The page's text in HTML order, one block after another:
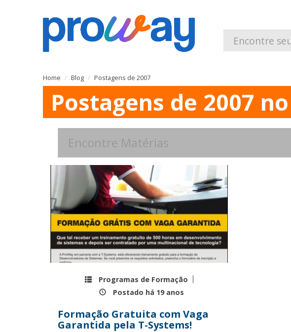
Home Blog Postagens de 2007
Postagens de 2007
Programas de Formação
Postado há 19 anos
Formação Gratuita com Vaga
Garantida pela T-Systems!